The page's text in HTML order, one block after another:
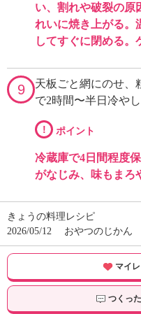
い、割れや破裂の原
れいに焼き上がる。
してすぐに閉める。
9
天板ごと網にのせ、
で2時間〜半日冷や
! ポイント
冷蔵庫で4日間程度
がなじみ、味もまろ
きょうの料理レシピ
2026/05/12
おやつのじかん
マイ
つくっ